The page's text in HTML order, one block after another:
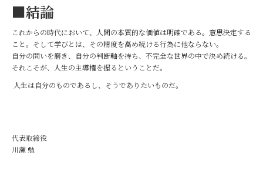
■結論
これからの時代において、人間の本質的な価値は明確である。意思決定する
こと。そして学びとは、その精度を高め続ける行為に他ならない。
自分の問いを磨き、自分の判断軸を持ち、不完全な世界の中で決め続ける。
それこそが、人生の主導権を握るということだ。
人生は自分のものであるし、そうでありたいものだ。
代表取締役
川瀬 勉